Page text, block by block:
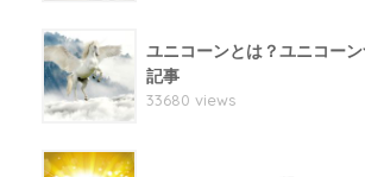
ユニコーンとは？ユニコー
記事
33680 views